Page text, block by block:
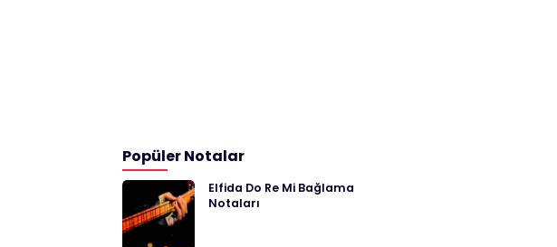
Popüler Notalar
Elfida Do Re Mi Bağlama
Notaları